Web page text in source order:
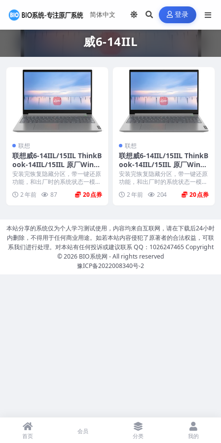
登录
威6-14IIL
联想
联想威6-14IIL/15IIL ThinkB
ook-14IIL/15IIL 原厂Wind
ows10家庭版 oem系统镜像
下载
安装完恢复隐藏分区，带一键还原
功能，和出厂时的系统状态一模一
2 年前 87 20
联想
联想威6-14IIL/15IIL ThinkB
ook-14IIL/15IIL 原厂Wind
ows10专业版 oem系统镜像
下载
安装完恢复隐藏分区，带一键还原
功能，和出厂时的系统状态一模一
2 年前 204 20
本站分享的系统仅为个人学习测试使用，内容均来自互联网，请在下载后24小时
内删除，不得用于任何商业用途。如若本站内容侵犯了原著者的合法权益，可联
系我们进行处理。对本站有任何投诉或建议联系 QQ：1026247465 Copyright
© 2026 BIO系统网 - All rights reserved
豫ICP备2022008340号-2
首页
会员
分类 我的